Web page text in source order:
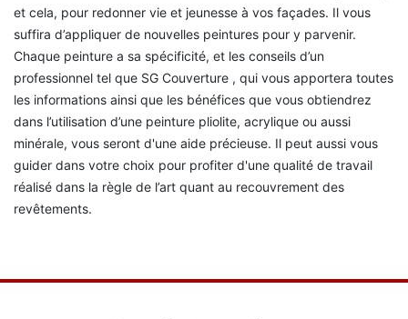
et cela, pour redonner vie et jeunesse à vos façades. Il vous
suffira d’appliquer de nouvelles peintures pour y parvenir.
Chaque peinture a sa spécificité, et les conseils d’un
professionnel tel que SG Couverture , qui vous apportera toutes
les informations ainsi que les bénéfices que vous obtiendrez
dans l’utilisation d’une peinture pliolite, acrylique ou aussi
minérale, vous seront d'une aide précieuse. Il peut aussi vous
guider dans votre choix pour profiter d'une qualité de travail
réalisé dans la règle de l’art quant au recouvrement des
revêtements.